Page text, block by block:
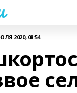
2020, 08:54